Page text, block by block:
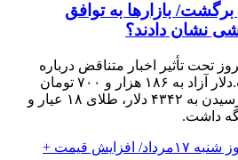
تومان برگشت/ بازارها به توافق
نشان دادند؟
تحت تأثیر اخبار متناقض درباره
مذاکرات هرمز قرار گرفت.دلار آزاد به ۱۸۶ هزار و ۷۰۰ تومان
کاهش یافت، اونس طلا با رسیدن به ۴۳۴۲ دلار، طلای ۱۸ عیار و
داشت.